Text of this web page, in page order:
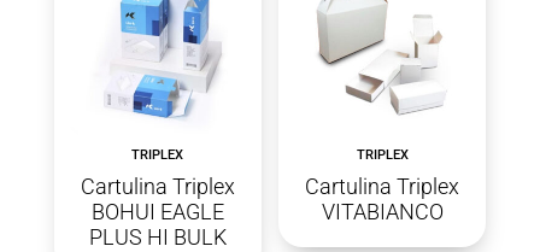
TRIPLEX
Cartulina Triplex
BOHUI EAGLE
PLUS HI BULK
TRIPLEX
Cartulina Triplex
VITABIANCO